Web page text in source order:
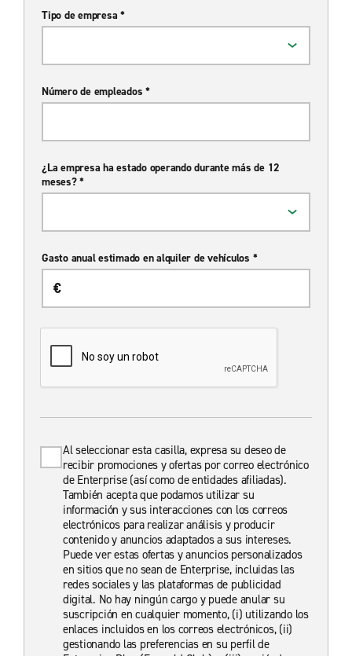
Tipo de empresa *
Número de empleados *
¿La empresa ha estado operando durante más de 12
meses? *
Gasto anual estimado en alquiler de vehículos *
Al seleccionar esta casilla, expresa su deseo de
recibir promociones y ofertas por correo electrónico
de Enterprise (así como de entidades afiliadas).
También acepta que podamos utilizar su
información y sus interacciones con los correos
electrónicos para realizar análisis y producir
contenido y anuncios adaptados a sus intereses.
Puede ver estas ofertas y anuncios personalizados
en sitios que no sean de Enterprise, incluidas las
redes sociales y las plataformas de publicidad
digital. No hay ningún cargo y puede anular su
suscripción en cualquier momento, (i) utilizando los
enlaces incluidos en los correos electrónicos, (ii)
gestionando las preferencias en su perfil de